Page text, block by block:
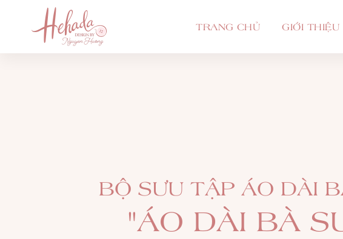
TRANG CHỦ GIỚI THIỆU
BỘ SƯU TẬP ÁO DÀI
"ÁO DÀI BÀ